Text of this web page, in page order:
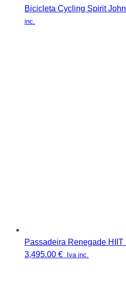
Bicicleta Cycling Spirit
inc.
Passadeira Renegade
3,495.00 € Iva inc.